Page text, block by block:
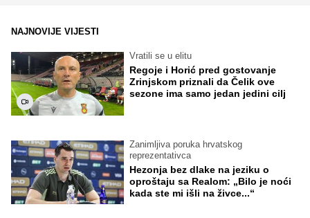
NAJNOVIJE VIJESTI
Vratili se u elitu
Regoje i Horić pred gostovanje
Zrinjskom priznali da Čelik ove
sezone ima samo jedan jedini cilj
Zanimljiva poruka hrvatskog
reprezentativca
Hezonja bez dlake na jeziku o
oproštaju sa Realom: „Bilo je noći
kada ste mi išli na živce...“